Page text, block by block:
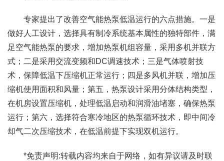
专家提出了改善空气能热泵低温运行的六点措施。一是
做好人工设计，选择具有制冷系统基本属性的独特部件，满
足空气能热泵的要求，增加热泵机组容量，采用多机并联方
式；二是采用交流变频和DC调速技术；三是气体喷射技
术，保障低温下压缩机正常运行；四是多风机并联，增加压
缩机使用面积和风量；第五，热泵设计采用分体结构类型，
在机房设置压缩机，处理低温启动和润滑油堵塞，确保热泵
运行；第六，选择符合寒冷地区的热泵循环技术，即中间冷
却气二次压缩技术，在低温前提下实现双机运行。
*免责声明:转载内容均来自于网络，如有异议请及时联